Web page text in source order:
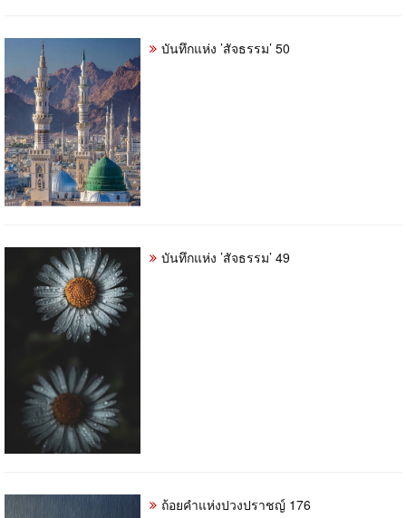
บันทึกแห่ง ’สัจธรรม’ 50
บันทึกแห่ง ’สัจธรรม’ 49
ถ้อยคำแห่งปวงปราชญ์ 176